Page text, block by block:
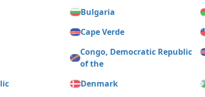
Bulgaria
Cape Verde
Congo, Democratic Republic
of the
Denmark